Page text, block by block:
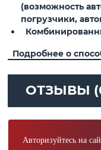
(возможность
погрузчики,
Подробнее о
ОТЗЫВЫ
Авторизуйтесь на